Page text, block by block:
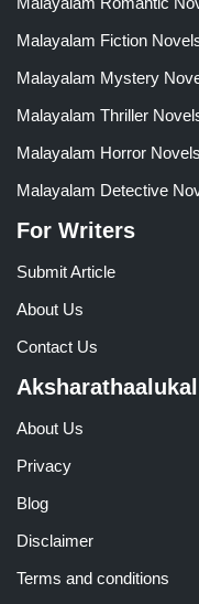
Malayalam Fiction
Malayalam Mystery
Malayalam Thriller
Malayalam Horror Novels
Malayalam Detective
For Writers
Submit Article
About Us
Contact Us
Aksharathaalukal
About Us
Privacy
Blog
Disclaimer
Terms and conditions